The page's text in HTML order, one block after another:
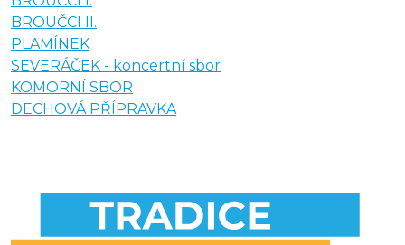
BROUČCI II.
PLAMÍNEK
SEVERÁČEK - koncertní sbor
KOMORNÍ SBOR
DECHOVÁ PŘÍPRAVKA